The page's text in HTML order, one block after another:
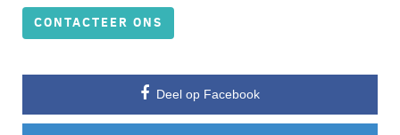
CONTACTEER ONS
Deel op Facebook